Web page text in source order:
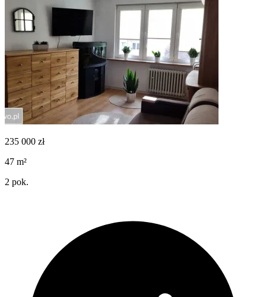
235 000 zł
47 m²
2 pok.